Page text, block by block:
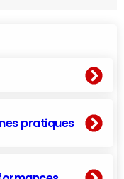
pratiques